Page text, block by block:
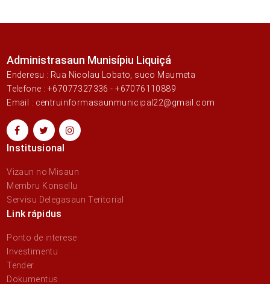
Administrasaun Munisípiu Liquiçá
Enderesu : Rua Nicolau Lobato, suco Maumeta
Telefone : +67077327336 - +67076110889
Email : centruinformasaunmunicipal22@gmail.com
Institusional
Vizaun no Misaun
Membru Konsellu
Servisu Delegasaun Teritorial
Link rápidus
Ponto de interese
Investimentu
Tender
Dokumentus